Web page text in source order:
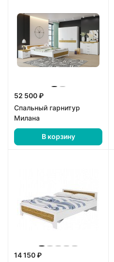
52 500 ₽
Спальный гарнитур
Милана
В корзину
14 150 ₽